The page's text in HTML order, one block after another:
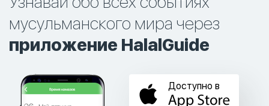
мусульманского мира через
приложение HalalGuide
Доступно в